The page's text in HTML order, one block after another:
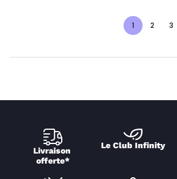
1 2 3
Livraison
offerte*
Le Club Infinity